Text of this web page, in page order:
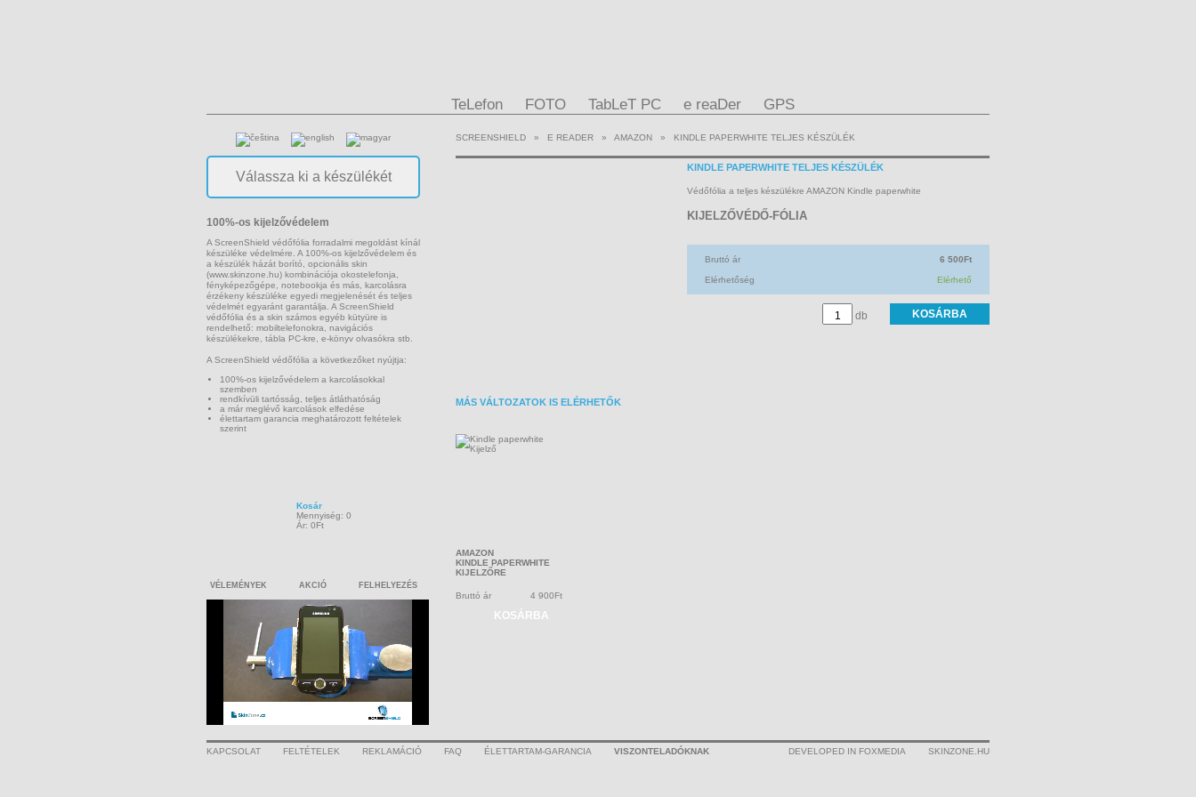
TeLefon FOTO TabLeT PC e reaDer GPS
100%-os kijelzővédelem
A ScreenShield védőfólia forradalmi megoldást kínál
készüléke védelmére. A 100%-os kijelzővédelem és
a készülék házát borító, opcionális skin
(www.skinzone.hu) kombinációja okostelefonja,
fényképezőgépe, notebookja és más, karcolásra
érzékeny készüléke egyedi megjelenését és teljes
védelmét egyaránt garantálja. A ScreenShield
védőfólia és a skin számos egyéb kütyüre is
rendelhető: mobiltelefonokra, navigációs
készülékekre, tábla PC-kre, e-könyv olvasókra stb.
A ScreenShield védőfólia a következőket nyújtja:
100%-os kijelzővédelem a karcolásokkal
szemben
rendkívüli tartósság, teljes átláthatóság
a már meglévő karcolások elfedése
élettartam garancia meghatározott feltételek
szerint
Kosár
Mennyiség: 0
Ár: 0Ft
VÉLEMÉNYEK AKCIÓ FELHELYEZÉS
SCREENSHIELD » E READER » AMAZON » KINDLE PAPERWHITE TELJES KÉSZÜLÉK
KINDLE PAPERWHITE TELJES KÉSZÜLÉK
Védőfólia a teljes készülékre AMAZON Kindle paperwhite
KIJELZŐVÉDŐ-FÓLIA
Bruttó ár 6 500Ft
Elérhetőség Elérhető
db
MÁS VÁLTOZATOK IS ELÉRHETŐK
AMAZON
KINDLE PAPERWHITE
KIJELZŐRE
Bruttó ár 4 900Ft
KOSÁRBA
KAPCSOLAT FELTÉTELEK REKLAMÁCIÓ FAQ ÉLETTARTAM-GARANCIA VISZONTELADÓKNAK SKINZONE.HU
DEVELOPED IN FOXMEDIA